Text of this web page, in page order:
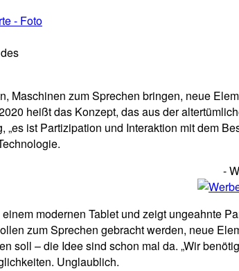
Maschinen zum Sprechen bringen, neue
heißt das Konzept, das aus der
„es ist Partizipation und Interaktion mit dem
-
modernen Tablet und zeigt ungeahnte
zum Sprechen gebracht werden, neue
soll – die Idee sind schon mal da. „Wir
Unglaublich.